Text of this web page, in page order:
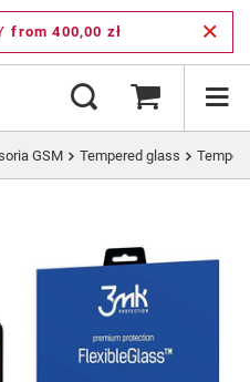
from 400,00 zł
GSM Tempered glass